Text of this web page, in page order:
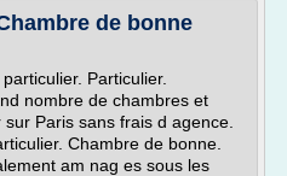
de bonne
Particulier.
nombre de chambres et
Paris sans frais d agence.
Chambre de bonne.
am nag es sous les